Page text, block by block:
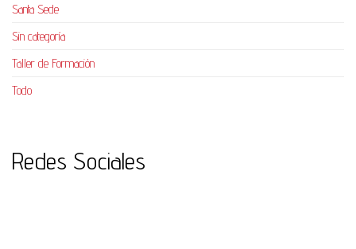
Santa Sede
Sin categoría
Taller de Formación
Todo
Redes Sociales